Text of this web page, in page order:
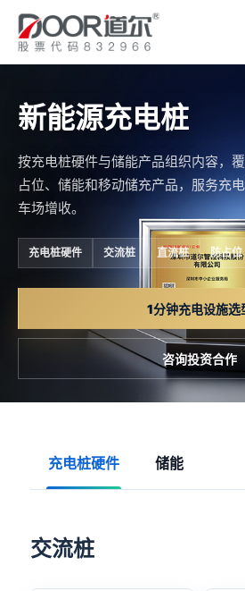
新能源充电桩
按充电桩硬件与储能产品组织内容，
占位、储能和移动储充产品，服务充
车场增收。
充电桩硬件 交流桩 直流桩 防占位
1分钟充电设施选
咨询投资合作
充电桩硬件 储能
交流桩